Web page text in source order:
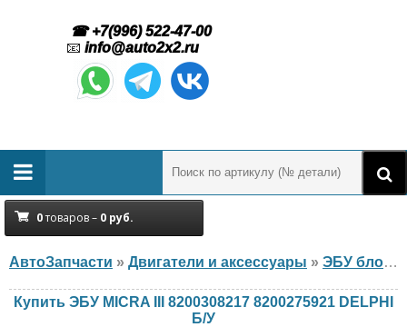
☎ +7(996) 522-47-00
📧 info@auto2x2.ru
0товаров – 0 руб.
АвтоЗапчасти » Двигатели и аксессуары » ЭБУ блок управления двигателем
Купить ЭБУ MICRA III 8200308217 8200275921 DELPHI
Б/У